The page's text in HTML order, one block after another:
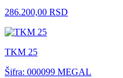
286.200,00 RSD
TKM 25
Šifra: 000099 MEGAL